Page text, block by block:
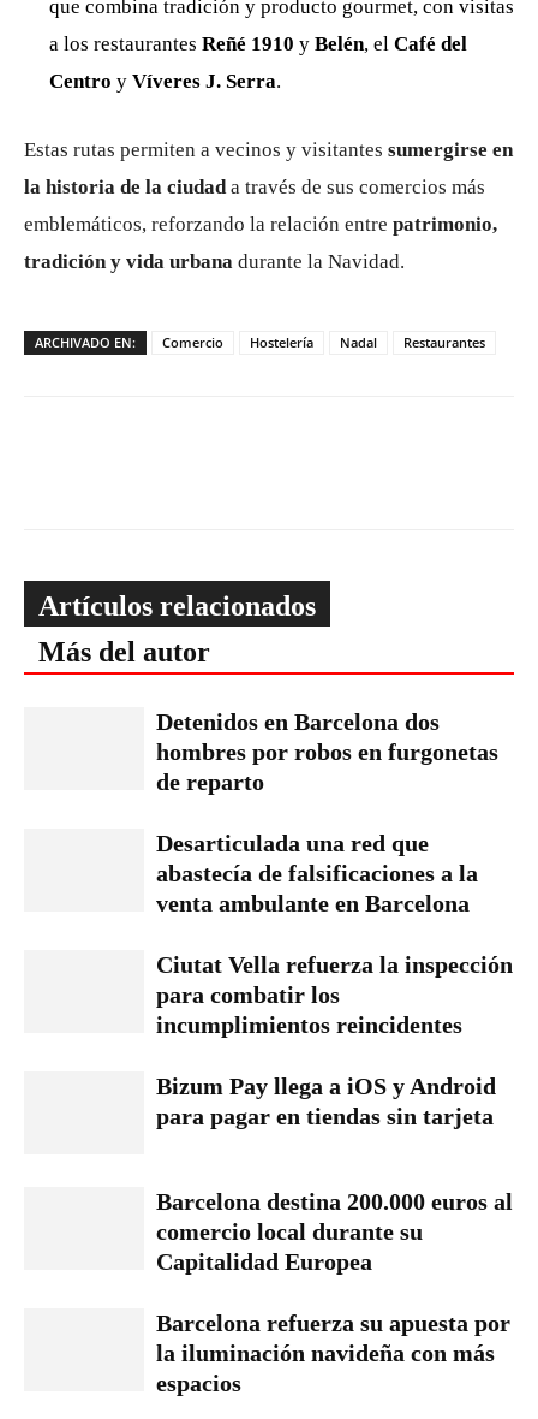
que combina tradición y producto gourmet, con visitas
a los restaurantes Reñé 1910 y Belén, el Café del
Centro y Víveres J. Serra.
Estas rutas permiten a vecinos y visitantes sumergirse en
la historia de la ciudada través de sus comercios más
emblemáticos, reforzando la relación entre patrimonio,
tradición y vida urbana durante la Navidad.
ARCHIVADO EN: Comercio Hostelería Nadal Restaurantes
Artículos relacionados
Más del autor
Detenidos en Barcelona dos
hombres por robos en furgonetas
de reparto
Desarticulada una red que
abastecía de falsificaciones a la
venta ambulante en Barcelona
Ciutat Vella refuerza la inspección
para combatir los
incumplimientos reincidentes
Bizum Pay llega a iOS y Android
para pagar en tiendas sin tarjeta
Barcelona destina 200.000 euros al
comercio local durante su
Capitalidad Europea
Barcelona refuerza su apuesta por
la iluminación navideña con más
espacios